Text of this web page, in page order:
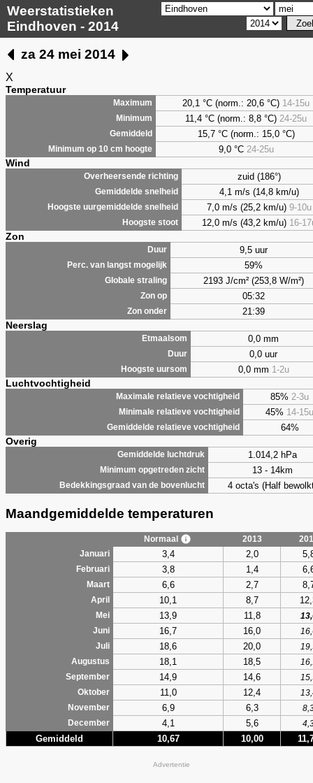
Weerstatistieken
Eindhoven - 2014
za 24 mei 2014
X
Temperatuur
Maximum 20,1 °C (norm.: 20,6 °C) 14-15u
Minimum 11,4 °C (norm.: 8,8 °C) 24-25u
Gemiddeld 15,7 °C (norm.: 15,0 °C)
Minimum op 10 cm hoogte 9,0°C 24-25u
Wind
Overheersende richting zuid (186°)
Gemiddelde snelheid 4,1 m/s (14,8 km/u)
Hoogste uurgemiddelde snelheid 7,0 m/s (25,2 km/u) 9-10u
Hoogste stoot 12,0 m/s (43,2 km/u) 16-
Zon
Duur 9,5 uur
Perc. van langst mogelijk 59%
Globale straling 2193 J/cm² (253,8 W/m²)
Zon op 05:32
Zon onder 21:39
Neerslag
Etmaalsom 0,0 mm
Duur 0,0 uur
Hoogste uursom 0,0 mm 1-2u
Luchtvochtigheid
Maximale relatieve vochtigheid 85% 2-3u
Minimale relatieve vochtigheid 45% 14-15u
Gemiddelde relatieve vochtigheid 64%
Overig
Gemiddelde luchtdruk 1.014,2 hPa
Minimum opgetreden zicht 13 - 14km
Bedekkingsgraad van de bovenlucht 4 octa's (Half
Maandgemiddelde temperaturen
Normaal 2013
Januari
3,4 2,0
Februari 3,8 1,4
Maart 6,6 2,7
April 10,1 8,7
Mei 13,9 11,8
Juni
16,7 16,0
Juli
18,6 20,0
Augustus
18,1 18,5
September
14,9 14,6
Oktober
11,0 12,4
November
6,9 6,3
December
4,1 5,6
Gemiddeld 10,67 10,00
Advertentie